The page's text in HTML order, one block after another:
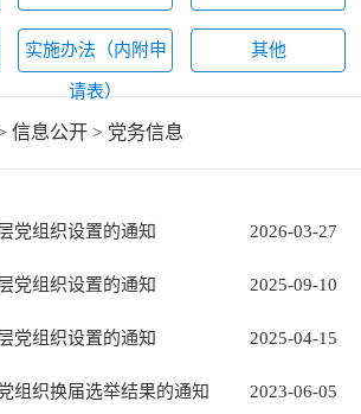
实施办法（内附申
请表）
其他
信息公开 > 党务信息
2026-03-27
党组织设置的通知
2025-09-10
党组织设置的通知
2025-04-15
党组织设置的通知
2023-06-05
组织换届选举结果的通知